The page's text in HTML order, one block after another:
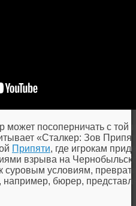
может посоперничать с той
«Сталкер: Зов
Припяти, где игрокам
взрыва на
суровым условиям,
бюрер,